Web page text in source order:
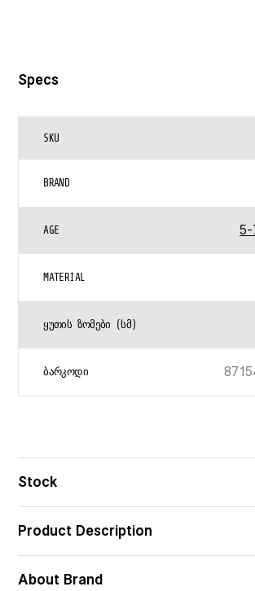
Specs
SKU
BRAND
AGE 5-
MATERIAL
ᲧᲣᲗᲘᲡ ᲖᲝᲛᲔᲑᲘ (ᲡᲛ)
ᲑᲐᲠᲙᲝᲓᲘ
Stock
Product Description
About Brand